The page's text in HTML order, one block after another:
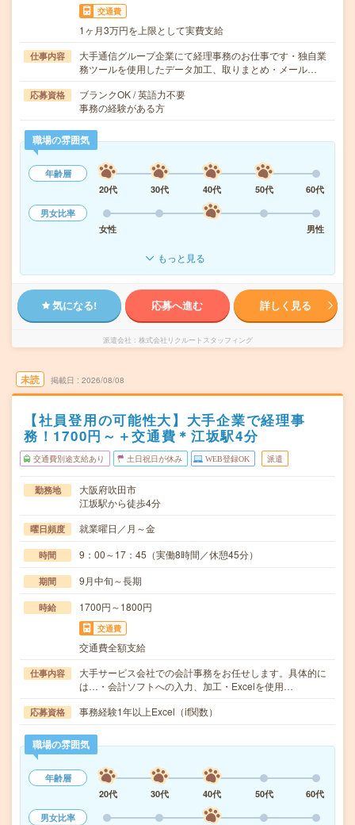
交通費
1ヶ月3万円を上限として実費支給
仕事内容
大手通信グループ企業にて経理事務のお仕事です・独自業
務ツールを使用したデータ加工、取りまとめ・メール…
応募資格
ブランクOK / 英語力不要
事務の経験がある方
職場の雰囲気
年齢層
20代
30代 40代 50代
60代
男女比率
女性
男性
もっと見る
気になる! 応募へ進む 詳しく見る
派遣会社 株式会社リクルートスタッフィング
未読 掲載日 2026/08/08
【社員登用の可能性大】大手企業で経理事
務！1700円～＋交通費＊江坂駅4分
交通費別途支給あり 土日祝日が休み WEB登録OK 派遣
勤務地
大阪府吹田市
江坂駅から徒歩4分
曜日頻度 就業曜日／月～金
時間 9：00～17：45（実働8時間／休憩45分）
期間 9月中旬～長期
時給 1700円～1800円
交通費
交通費全額支給
仕事内容
大手サービス会社での会計事務をお任せします。具体的に
は…・会計ソフトへの入力、加工・Excelを使用…
応募資格 事務経験1年以上Excel（if関数）
職場の雰囲気
年齢層
20代
30代 40代 50代
60代
男女比率